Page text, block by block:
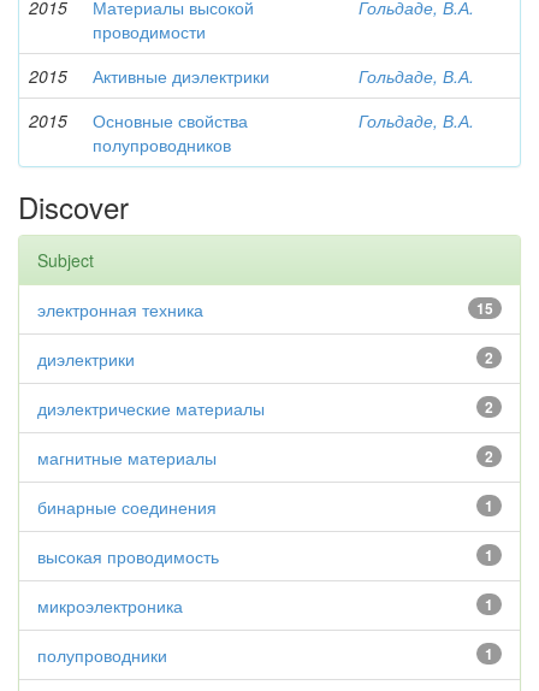
2015
Материалы высокой
проводимости
Гольдаде, В.А.
2015 Активные диэлектрики
Гольдаде, В.А.
2015
Основные свойства
полупроводников
Гольдаде, В.А.
Discover
Subject
15
электронная техника
2
диэлектрики
2
диэлектрические материалы
2
магнитные материалы
1
бинарные соединения
1
высокая проводимость
1
микроэлектроника
1
полупроводники